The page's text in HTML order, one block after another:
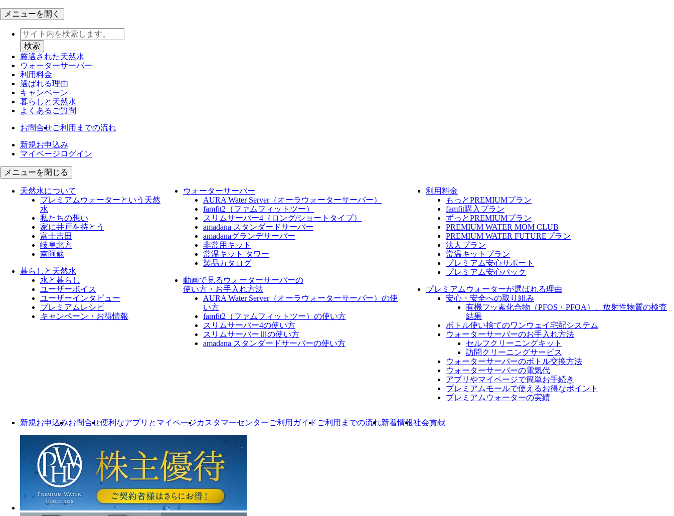
メニューを開く
厳選された天然水
ウォーターサーバー
利用料金
選ばれる理由
キャンペーン
暮らしと天然水
よくあるご質問
お問合せご利用までの流れ
新規お申込み
マイページログイン
メニューを閉じる
天然水について
プレミアムウォーターという天然
水
私たちの想い
家に井戸を持とう
富士吉田
岐阜北方
南阿蘇
暮らしと天然水
水と暮らし
ユーザーボイス
ユーザーインタビュー
プレミアムレシピ
キャンペーン・お得情報
ウォーターサーバー
AURA Water Server​（オーラウォーターサーバー）
famfit2（ファムフィットツー）
スリムサーバー4（ロング/ショートタイプ）
amadana スタンダードサーバー
amadanaグランデサーバー
非常用キット
常温キット タワー
製品カタログ
動画で見るウォーターサーバーの
使い方・お手入れ方法
AURA Water Server​（オーラウォーターサーバー）の使
い方
famfit2（ファムフィットツー）の使い方
スリムサーバー4の使い方
スリムサーバーⅢの使い方
amadana スタンダードサーバーの使い方
利用料金
もっとPREMIUMプラン
famfit購入プラン
ずっとPREMIUMプラン
PREMIUM WATER MOM CLUB
PREMIUM WATER FUTUREプラン
法人プラン
常温キットプラン
プレミアム安心サポート
プレミアム安心パック
プレミアムウォーターが選ばれる理由
安心・安全への取り組み
有機フッ素化合物（PFOS・PFOA）、放射性物質の検査
結果
ボトル使い捨てのワンウェイ宅配システム
ウォーターサーバーのお手入れ方法
セルフクリーニングキット
訪問クリーニングサービス
ウォーターサーバーのボトル交換方法
ウォーターサーバーの電気代
アプリやマイページで簡単お手続き
プレミアムモールで使えるお得なポイント
プレミアムウォーターの実績
新規お申込みお問合せ便利なアプリとマイページカスタマーセンターご利用ガイド ご利用までの流れ新着情報社会貢献